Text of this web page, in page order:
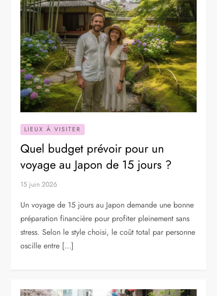
LIEUX À VISITER
Quel budget prévoir pour un
voyage au Japon de 15 jours ?
15 juin 2026
Un voyage de 15 jours au Japon demande une bonne
préparation financière pour profiter pleinement sans
stress. Selon le style choisi, le coût total par personne
oscille entre […]